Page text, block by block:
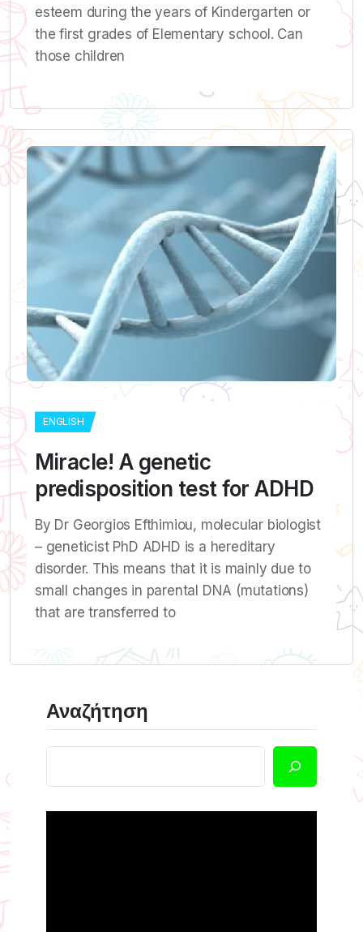
esteem during the years of Kindergarten or
the first grades of Elementary school. Can
those children
ENGLISH
Miracle! A genetic
predisposition test for ADHD
By Dr Georgios Efthimiou, molecular biologist
– geneticist PhD ADHD is a hereditary
disorder. This means that it is mainly due to
small changes in parental DNA (mutations)
that are transferred to
Αναζήτηση